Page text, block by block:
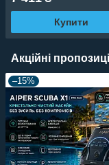
Купити
Акційні
–15%